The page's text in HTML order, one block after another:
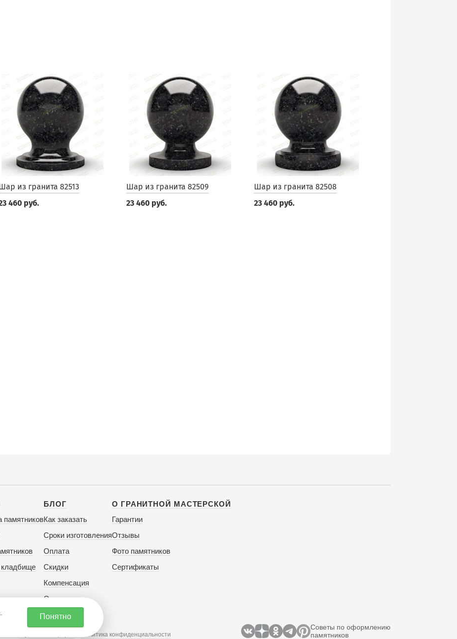
из гранита 82513
460 руб.
Шар из гранита 82509
23 460 руб.
Шар из гранита 82508
23 460 руб.
памятников
БЛОГ
Как заказать
Сроки изготовления
Оплата
Скидки
Компенсация
Отзывы
О ГРАНИТНОЙ МАСТЕРСКОЙ
Гарантии
Отзывы
Фото памятников
Сертификаты
Политика конфиденциальности
Советы по оформлению
памятников
Понятно